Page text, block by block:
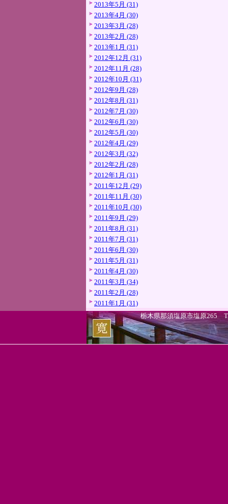
2013年5月 (31)
2013年4月 (30)
2013年3月 (28)
2013年2月 (28)
2013年1月 (31)
2012年12月 (31)
2012年11月 (28)
2012年10月 (31)
2012年9月 (28)
2012年8月 (31)
2012年7月 (30)
2012年6月 (30)
2012年5月 (30)
2012年4月 (29)
2012年3月 (32)
2012年2月 (28)
2012年1月 (31)
2011年12月 (29)
2011年11月 (30)
2011年10月 (30)
2011年9月 (29)
2011年8月 (31)
2011年7月 (31)
2011年6月 (30)
2011年5月 (31)
2011年4月 (30)
2011年3月 (34)
2011年2月 (28)
2011年1月 (31)
栃木県那須塩原市塩原265